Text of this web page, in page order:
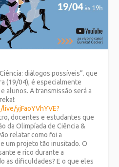
diálogos possíveis”. que
(19/04), é especialmente
alunos. A transmissão será a
yjFaoYVhYVE?
docentes e estudantes que
da Olimpíada de Ciência &
relatar como foi a
um projeto tão inusitado. O
e rico durante a
as dificuldades? E o que eles